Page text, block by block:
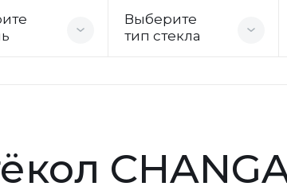
Выберите
тип стекла